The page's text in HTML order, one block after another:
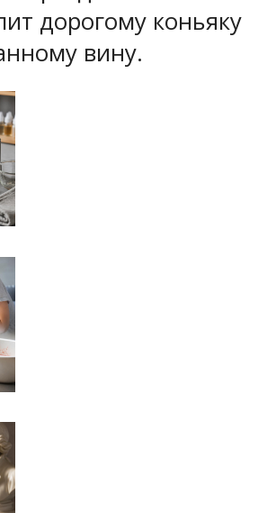
дорогому коньяку
вину.